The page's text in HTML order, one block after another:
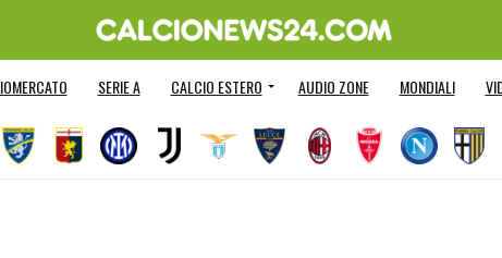
SERIE A CALCIO ESTERO AUDIO ZONE MONDIALI